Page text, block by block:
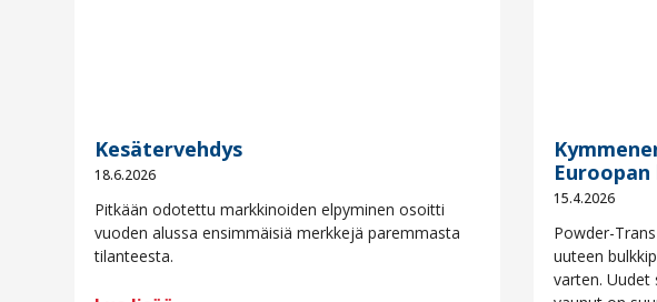
Kesätervehdys
18.6.2026
Pitkään odotettu markkinoiden elpyminen osoitti
vuoden alussa ensimmäisiä merkkejä paremmasta
tilanteesta.
15.4.2026
Powder-
uuteen
varten. Uudet